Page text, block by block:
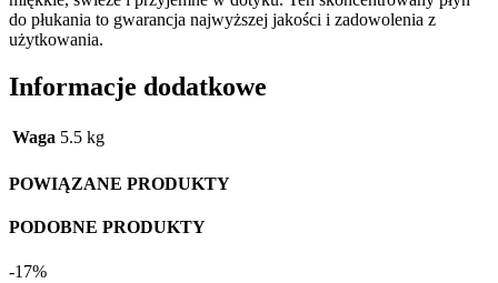
do płukania to gwarancja najwyższej jakości i zadowolenia z
użytkowania.
Informacje dodatkowe
Waga 5.5 kg
POWIĄZANE PRODUKTY
PODOBNE PRODUKTY
-17%